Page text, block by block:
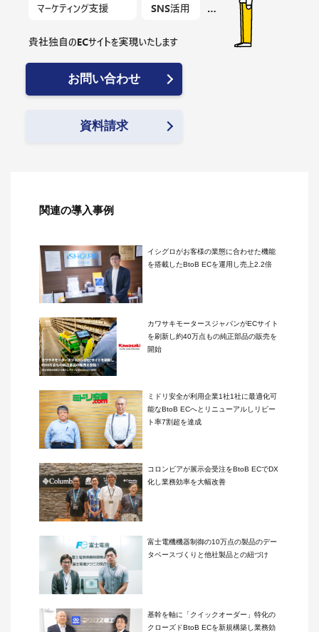
お問い合わせ
資料請求
関連の導入事例
イシグロがお客様の業態に合わせた機能
を搭載したBtoB ECを運用し売上2.2倍
カワサキモータースジャパンがECサイト
を刷新し約40万点もの純正部品の販売を
開始
ミドリ安全が利用企業1社1社に最適化可
能なBtoB ECへとリニューアルしリピー
ト率7割超を達成
コロンビアが展示会受注をBtoB ECでDX
化し業務効率を大幅改善
富士電機機器制御の10万点の製品のデー
タベースづくりと他社製品との紐づけ
基幹を軸に「クイックオーダー」特化の
クローズドBtoB ECを新規構築し業務効